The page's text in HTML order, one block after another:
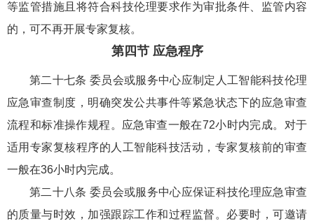
等监管措施且将符合科技伦理要求作为审批条件、监管内容
的，可不再开展专家复核。
第四节 应急程序
第二十七条 委员会或服务中心应制定人工智能科技伦理
应急审查制度，明确突发公共事件等紧急状态下的应急审查
流程和标准操作规程。应急审查一般在72小时内完成。对于
适用专家复核程序的人工智能科技活动，专家复核前的审查
一般在36小时内完成。
第二十八条 委员会或服务中心应保证科技伦理应急审查
的质量与时效，加强跟踪工作和过程监督。必要时，可邀请